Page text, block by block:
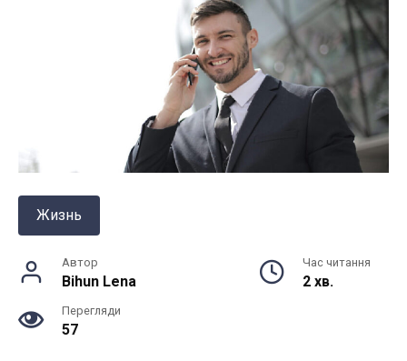
Жизнь
Автор
Bihun Lena
Час читання
2 хв.
Перегляди
57